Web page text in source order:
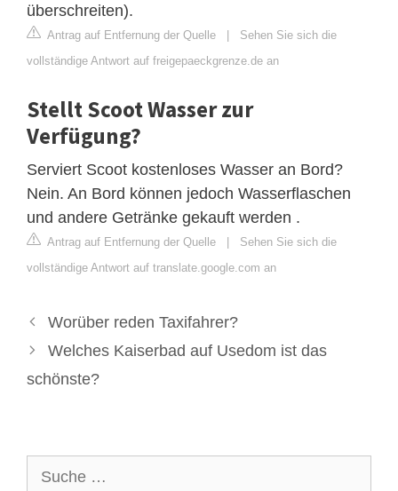
überschreiten).
Antrag auf Entfernung der Quelle | Sehen Sie sich die
vollständige Antwort auf freigepaeckgrenze.de an
Stellt Scoot Wasser zur
Verfügung?
Serviert Scoot kostenloses Wasser an Bord?
Nein. An Bord können jedoch Wasserflaschen
und andere Getränke gekauft werden .
Antrag auf Entfernung der Quelle | Sehen Sie sich die
vollständige Antwort auf translate.google.com an
Worüber reden Taxifahrer?
Welches Kaiserbad auf Usedom ist das
schönste?
nach: